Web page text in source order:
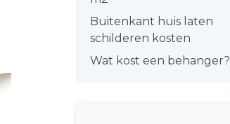
Buitenkant huis laten
schilderen kosten
Wat kost een behanger?